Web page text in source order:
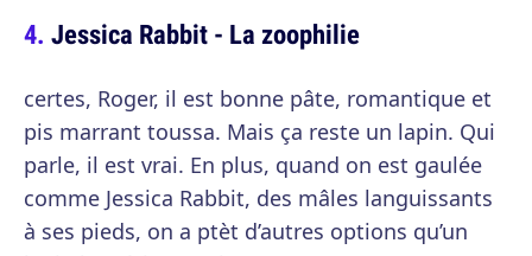
Jessica Rabbit - La zoophilie
certes, Roger, il est bonne pâte, romantique et
pis marrant toussa. Mais ça reste un lapin. Qui
parle, il est vrai. En plus, quand on est gaulée
comme Jessica Rabbit, des mâles languissants
à ses pieds, on a ptèt d’autres options qu’un